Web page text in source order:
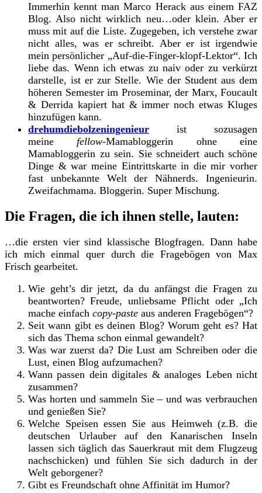
Immerhin kennt man Marco Herack aus einem FAZ
Blog. Also nicht wirklich neu…oder klein. Aber er
muss mit auf die Liste. Zugegeben, ich verstehe zwar
nicht alles, was er schreibt. Aber er ist irgendwie
mein persönlicher „Auf-die-Finger-klopf-Lektor“. Ich
liebe das. Wenn ich etwas zu naiv oder zu verkürzt
darstelle, ist er zur Stelle. Wie der Student aus dem
höheren Semester im Proseminar, der Marx, Foucault
& Derrida kapiert hat & immer noch etwas Kluges
hinzufügen kann.
drehumdiebolzeningenieur ist sozusagen
meine fellow-Mamabloggerin ohne eine
Mamabloggerin zu sein. Sie schneidert auch schöne
Dinge & war meine Eintrittskarte in die mir vorher
fast unbekannte Welt der Nähnerds. Ingenieurin.
Zweifachmama. Bloggerin. Super Mischung.
Die Fragen, die ich ihnen stelle, lauten:
…die ersten vier sind klassische Blogfragen. Dann habe
ich mich einmal quer durch die Fragebögen von Max
Frisch gearbeitet.
Wie geht’s dir jetzt, da du anfängst die Fragen zu
beantworten? Freude, unliebsame Pflicht oder „Ich
mache einfach copy-paste aus anderen Fragebögen“?
Seit wann gibt es deinen Blog? Worum geht es? Hat
sich das Thema schon einmal gewandelt?
Was war zuerst da? Die Lust am Schreiben oder die
Lust, einen Blog aufzumachen?
Wann passen dein digitales & analoges Leben nicht
zusammen?
Was horten und sammeln Sie – und was verbrauchen
und genießen Sie?
Welche Speisen essen Sie aus Heimweh (z.B. die
deutschen Urlauber auf den Kanarischen Inseln
lassen sich täglich das Sauerkraut mit dem Flugzeug
nachschicken) und fühlen Sie sich dadurch in der
Welt geborgener?
Gibt es Freundschaft ohne Affinität im Humor?